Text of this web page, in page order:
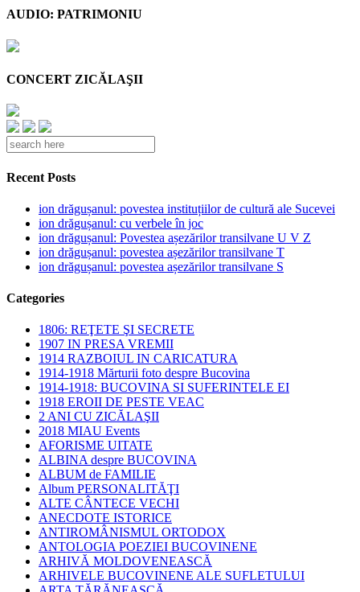
AUDIO: PATRIMONIU
CONCERT ZICĂLAŞII
Recent Posts
ion drăgușanul: povestea instituțiilor de cultură ale Sucevei
ion drăgușanul: cu verbele în joc
ion drăgușanul: Povestea așezărilor transilvane U V Z
ion drăgușanul: povestea așezărilor transilvane T
ion drăgușanul: povestea așezărilor transilvane S
Categories
1806: REŢETE ŞI SECRETE
1907 IN PRESA VREMII
1914 RAZBOIUL IN CARICATURA
1914-1918 Mărturii foto despre Bucovina
1914-1918: BUCOVINA SI SUFERINTELE EI
1918 EROII DE PESTE VEAC
2 ANI CU ZICĂLAŞII
2018 MIAU Events
AFORISME UITATE
ALBINA despre BUCOVINA
ALBUM de FAMILIE
Album PERSONALITĂŢI
ALTE CÂNTECE VECHI
ANECDOTE ISTORICE
ANTIROMÂNISMUL ORTODOX
ANTOLOGIA POEZIEI BUCOVINENE
ARHIVĂ MOLDOVENEASCĂ
ARHIVELE BUCOVINENE ALE SUFLETULUI